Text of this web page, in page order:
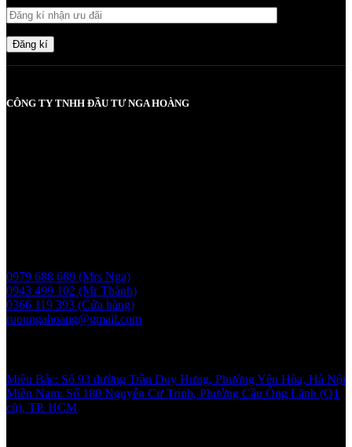
Đăng kí
CÔNG TY TNHH ĐẦU TƯ NGA HOÀNG
0979 688 689 (Mrs Nga)
0943 499 102 (Mr Thành)
0366 119 393 (Cửa hàng)
ruoungahoang@gmail.com
Miền Bắc: Số 93 đường Trần Duy Hưng, Phường Yên Hòa, Hà Nội
Miền Nam: Số 180 Nguyễn Cư Trinh, Phường Cầu Ông Lãnh (Q1
cũ), TP. HCM